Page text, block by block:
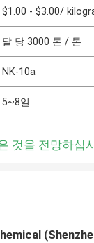
$1.00 - $3.00/
달 당 3000 톤 / 톤
NK-10a
5~8일
것을 전망하십